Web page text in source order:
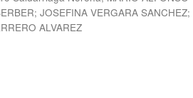
;JOSEFINA VERGARA SANCHEZ;
ALVAREZ